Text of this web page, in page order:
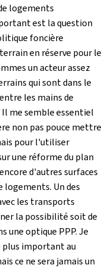
logements
est la question
foncière
en réserve pour le
un acteur assez
qui sont dans le
les mains de
me semble essentiel
non pas pouce mettre
pour l'utiliser
une réforme du plan
d'autres surfaces
logements. Un des
les transports
la possibilité soit de
une optique PPP. Je
plus important au
ce ne sera jamais un